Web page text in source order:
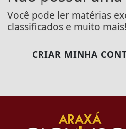
Você pode ler matérias
classificados e muito mais!
CRIAR MINHA